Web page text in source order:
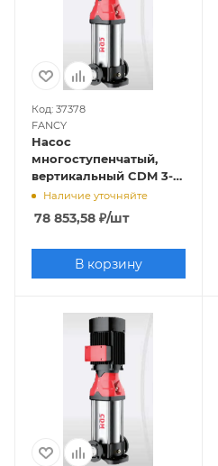
Код: 37378
FANCY
Насос
многоступенчатый,
вертикальный CDM 3-
29 (3кВт, 380В, 3м3/ч,
175м), FANCY
Наличие уточняйте
78 853,58 ₽/шт
В корзину